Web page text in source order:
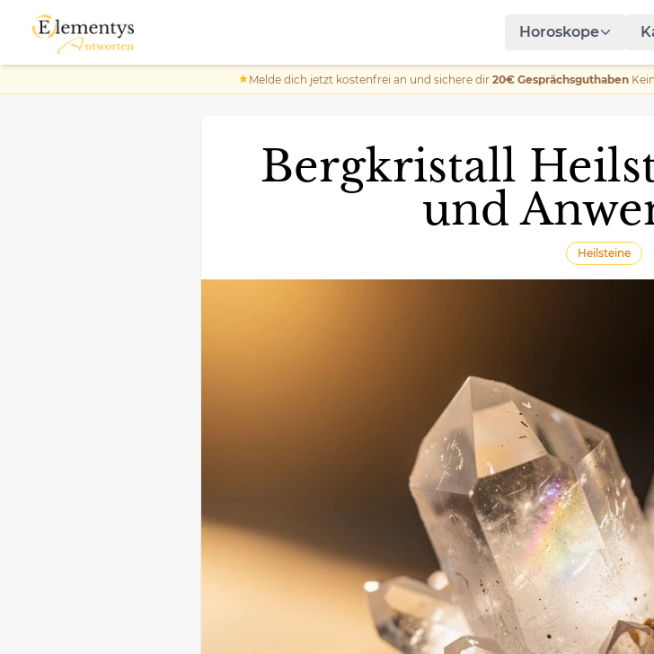
Horoskope
Melde dich jetzt kostenfrei an und sichere dir 20€ Gesprächsguthaben
Bergkristall
und
Heilsteine